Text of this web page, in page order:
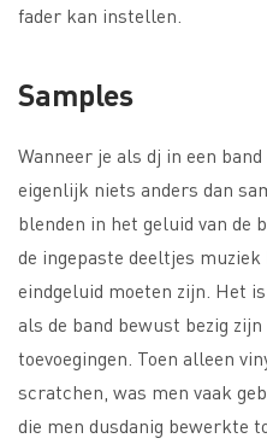
fader kan instellen.
Samples
Wanneer je als dj in een
eigenlijk niets anders dan
blenden in het geluid van de
de ingepaste deeltjes
eindgeluid moeten zijn. Het
als de band bewust bezig
toevoegingen. Toen alleen
scratchen, was men vaak
die men dusdanig bewerkte